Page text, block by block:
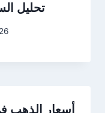
تحليل